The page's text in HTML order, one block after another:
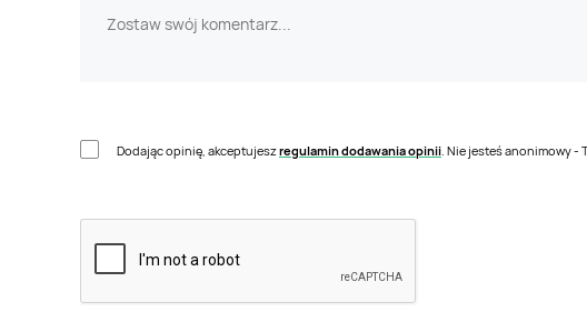
Dodając opinię, akceptujeszregulamin dodawania opinii . Nie jesteś anonimowy -